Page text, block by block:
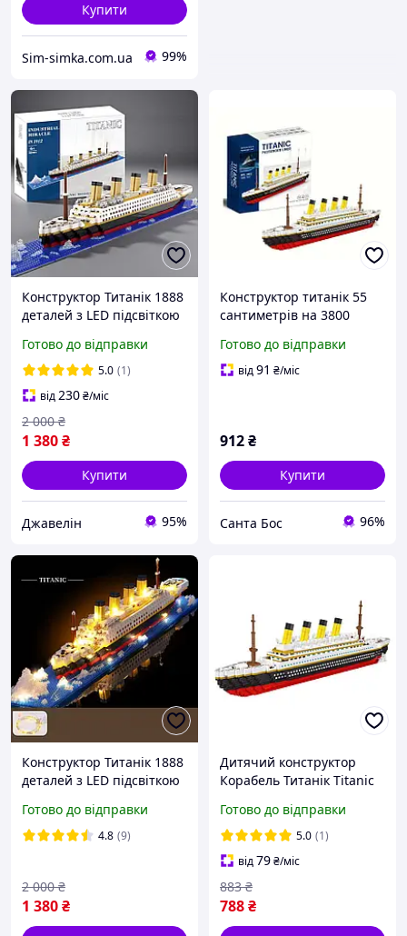
Купити
Sim-simka.com.ua 99%
Конструктор Титанік 1888
деталей з LED підсвіткою
реалістична модель
лайнера для дітей і
дорослих колекцій
Готово до відправки
5.0 (1)
від230₴/міс
1 380₴
2 000 ₴
Купити
Джавелін 95%
Конструктор титанік 55
сантиметрів на 3800
TITANIC
Готово до відправки
від91 ₴/міс
912₴
Купити
Санта Бос 96%
Конструктор Титанік 1888
деталей з LED підсвіткою
для дітей і дорослих,
розвиваючий набір,
Готово до відправки
4.8 (9)
1 380₴
2 000 ₴
Дитячий конструктор
Корабель Титанік Titanic
деталей
Готово до відправки
5.0 (1)
від79₴/міс
788₴
883 ₴